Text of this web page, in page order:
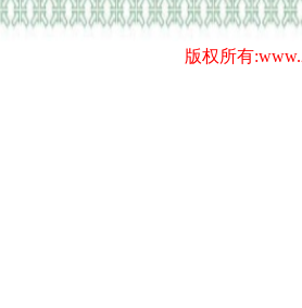
版权所有